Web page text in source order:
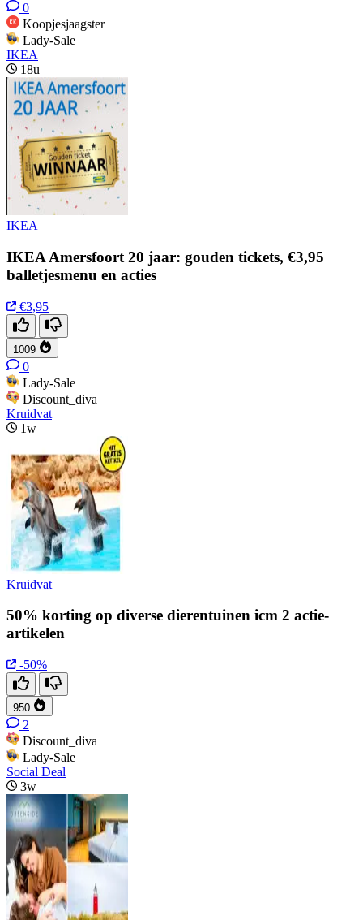
0
Koopjesjaagster
Lady-Sale
IKEA
18u
IKEA
IKEA Amersfoort 20 jaar: gouden tickets, €3,95
balletjesmenu en acties
€3,95
1009
0
Lady-Sale
Discount_diva
Kruidvat
1w
Kruidvat
50% korting op diverse dierentuinen icm 2 actie-
artikelen
-50%
950
2
Discount_diva
Lady-Sale
Social Deal
3w